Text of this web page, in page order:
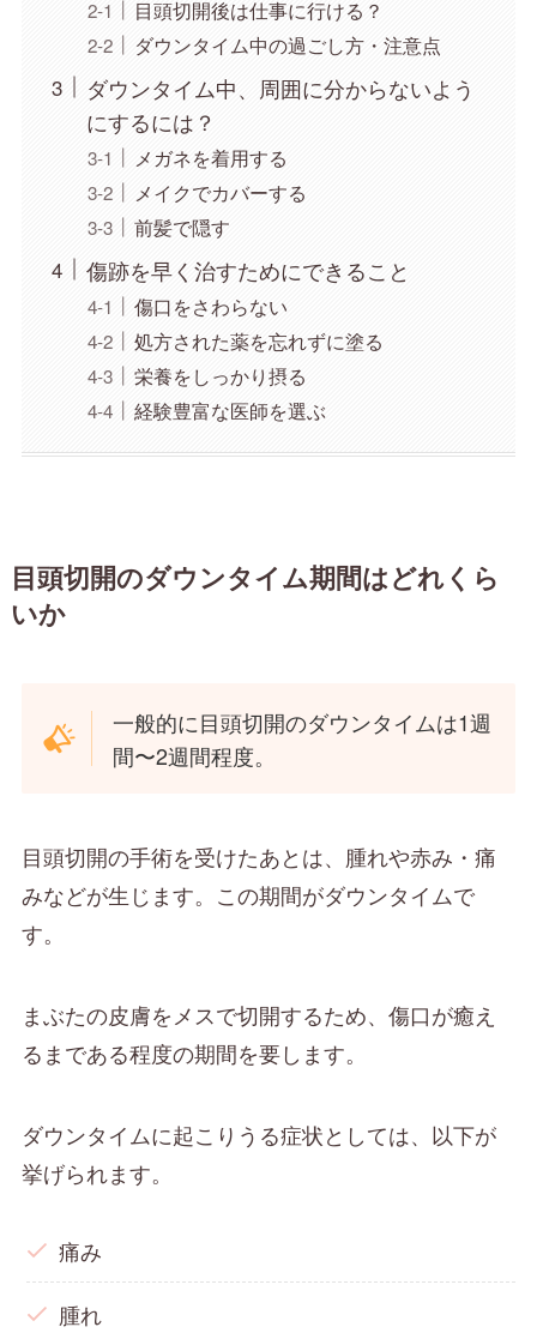
目頭切開後は仕事に行ける？
ダウンタイム中の過ごし方・注意点
ダウンタイム中、周囲に分からないよう
にするには？
メガネを着用する
メイクでカバーする
前髪で隠す
傷跡を早く治すためにできること
傷口をさわらない
処方された薬を忘れずに塗る
栄養をしっかり摂る
経験豊富な医師を選ぶ
目頭切開のダウンタイム期間はどれくら
いか
一般的に目頭切開のダウンタイムは1週
間〜2週間程度。
目頭切開の手術を受けたあとは、腫れや赤み・痛
みなどが生じます。この期間がダウンタイムで
す。
まぶたの皮膚をメスで切開するため、傷口が癒え
るまである程度の期間を要します。
ダウンタイムに起こりうる症状としては、以下が
挙げられます。
痛み
腫れ